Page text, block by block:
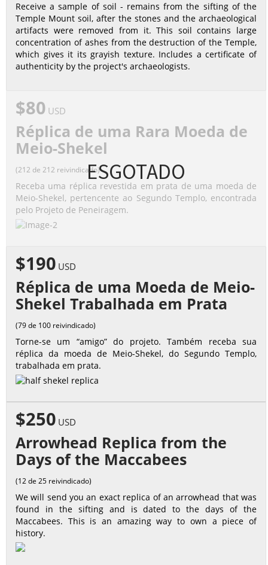
Receive a sample of soil - remains from the sifting of the
Temple Mount soil, after the stones and the archaeological
artifacts were removed from it. This soil contains large
concentration of ashes from the destruction of the Temple,
which gives it its grayish texture. Includes a certificate of
authenticity by the project's archaeologists.
ESGOTADO
$80 USD
Réplica de uma Rara Moeda de
Meio-Shekel
(212 de 212 reivindicado)
Receba uma réplica revestida em prata de uma moeda de
Meio-Shekel, pertencente ao Segundo Templo, encontrada
pelo Projeto de Peneiragem.
$190 USD
Réplica de uma Moeda de Meio-
Shekel Trabalhada em Prata
(79 de 100 reivindicado)
Torne-se um “amigo” do projeto. Também receba sua
réplica da moeda de Meio-Shekel, do Segundo Templo,
trabalhada em prata.
$250 USD
Arrowhead Replica from the
Days of the Maccabees
(12 de 25 reivindicado)
We will send you an exact replica of an arrowhead that was
found in the sifting and is dated to the days of the
Maccabees. This is an amazing way to own a piece of
history.